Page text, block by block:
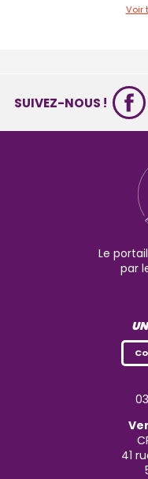
Voir
SUIVEZ-NOUS !
Le
par
41